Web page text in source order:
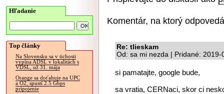
Hľadanie
Top články
Na Slovensku sa v tichosti
vypína ADSL v lokalitách s
VDSL, už 31. mája
Orange sa doťahuje na UPC
a O2, spustí 2.5 Gbps
pripojenie
Komentár, na ktorý
Re: tlieskam
Od: sa mi nezda | Pridané: 2019-
si pamatajte, google bude,
sa vratia, CERNaci, skor ci